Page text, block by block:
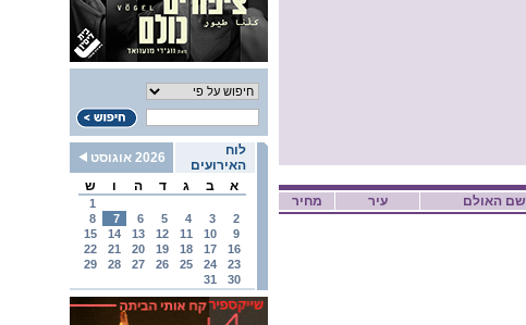
לוח
האירועים
2026 אוגוסט
א
ב ג ד ה ו ש
1
2
3
4
5
6
7
8
9
10
11
12
13
14
15
16
17
18
19
20
21
22
23
24
25
26
27
28
29
30
31
מחיר עיר שם האולם